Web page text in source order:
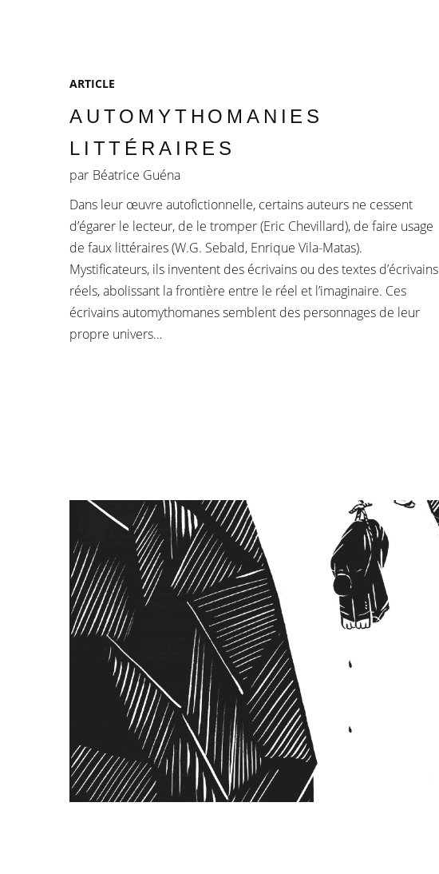
ARTICLE
AUTOMYTHOMANIES
LITTÉRAIRES
par Béatrice Guéna
Dans leur œuvre autofictionnelle, certains auteurs ne cessent
d’égarer le lecteur, de le tromper (Eric Chevillard), de faire usage
de faux littéraires (W.G. Sebald, Enrique Vila-Matas).
Mystificateurs, ils inventent des écrivains ou des textes d’écrivains
réels, abolissant la frontière entre le réel et l’imaginaire. Ces
écrivains automythomanes semblent des personnages de leur
propre univers…